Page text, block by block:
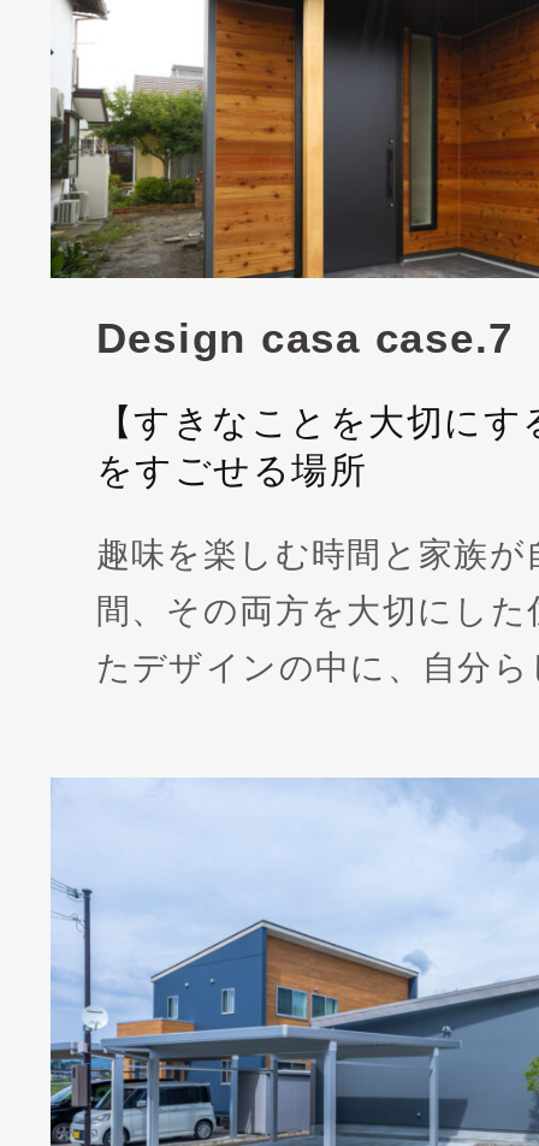
Design casa case.7
【すきなことを大切に
をすごせる場所
趣味を楽しむ時間と家族
間、その両方を大切にし
たデザインの中に、自分